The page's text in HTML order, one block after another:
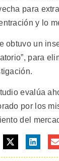
para
y lo
obtuvo un
para
evalúa
por los
del